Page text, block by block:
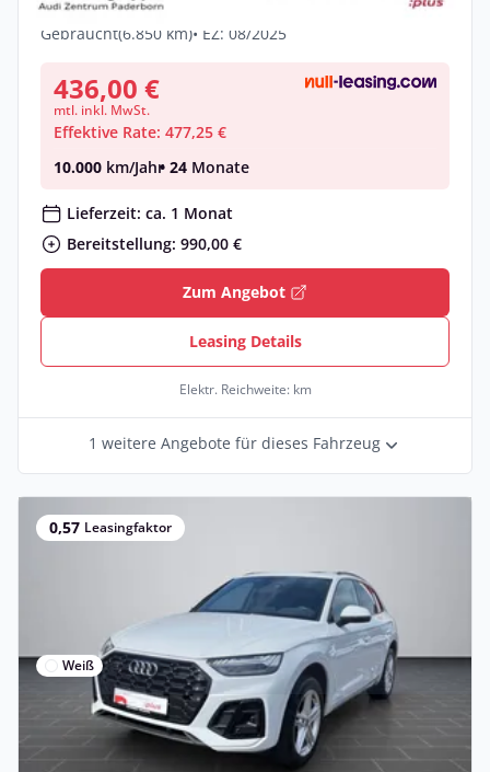
Hybrid •Automatik •
Gebraucht(6.850 km)• EZ: 08/2025
436,00 €
mtl. inkl. MwSt.
Effektive Rate: 477,25 €
10.000 km/Jahr• 24 Monate
Lieferzeit: ca. 1 Monat
Bereitstellung: 990,00 €
Zum Angebot
Leasing Details
Elektr. Reichweite: km
1 weitere Angebote für dieses Fahrzeug
0,57 Leasingfaktor
Weiß
Privat & Gewerbe
Audi Q5 S line 40 TDI quattro S tronic